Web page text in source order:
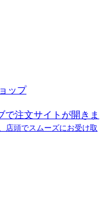
ップ
で注文サイトが開きま
店頭でスムーズにお受け取